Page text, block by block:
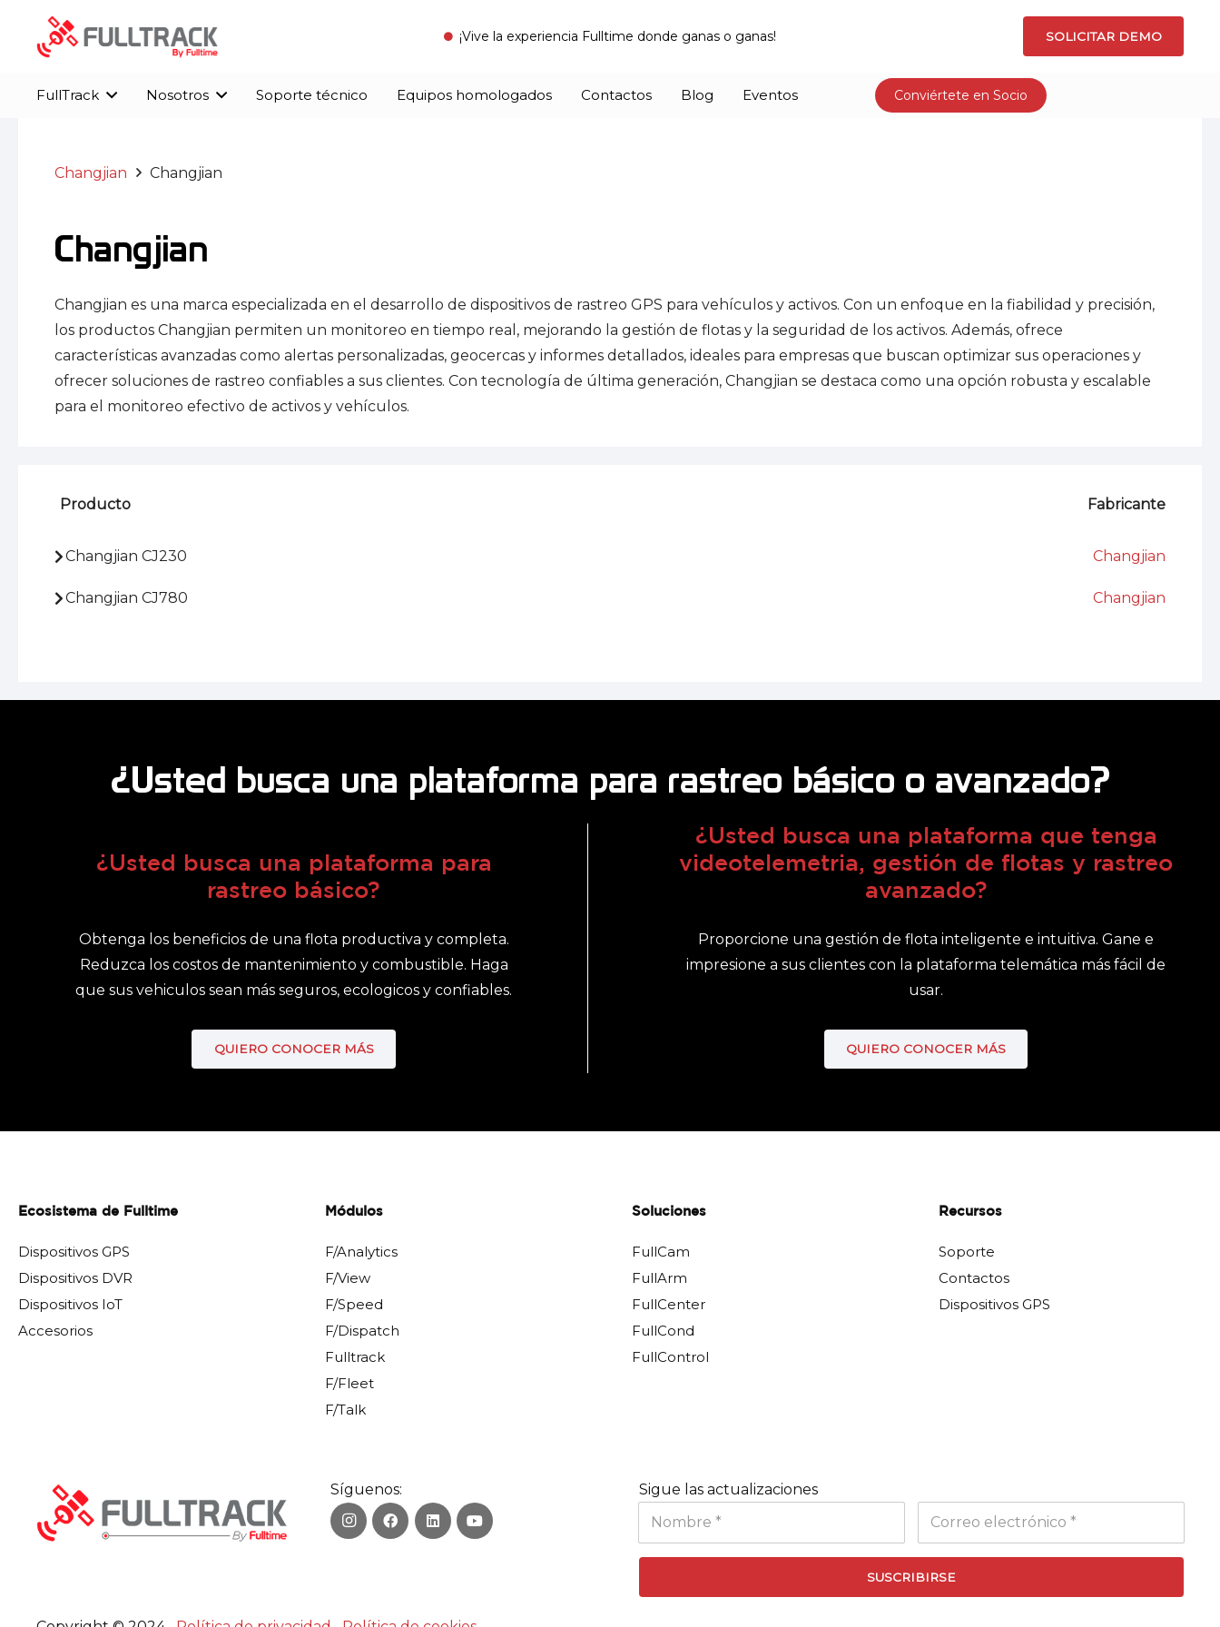
¡Vive la experiencia Fulltime donde ganas o ganas! SOLICITAR DEMO
FullTrack Nosotros Soporte técnico Equipos homologados Contactos Blog Eventos Conviértete en Socio
Changjian Changjian
Changjian
Changjian es una marca especializada en el desarrollo de dispositivos de rastreo GPS para vehículos y activos. Con un enfoque en la fiabilidad y precisión,
los productos Changjian permiten un monitoreo en tiempo real, mejorando la gestión de flotas y la seguridad de los activos. Además, ofrece
características avanzadas como alertas personalizadas, geocercas y informes detallados, ideales para empresas que buscan optimizar sus operaciones y
ofrecer soluciones de rastreo confiables a sus clientes. Con tecnología de última generación, Changjian se destaca como una opción robusta y escalable
para el monitoreo efectivo de activos y vehículos.
Producto Fabricante
Changjian CJ230 Changjian
Changjian CJ780 Changjian
¿Usted busca una plataforma para rastreo básico o avanzado?
¿Usted busca una plataforma para
rastreo básico?
Obtenga los beneficios de una flota productiva y completa.
Reduzca los costos de mantenimiento y combustible. Haga
que sus vehiculos sean más seguros, ecologicos y confiables.
QUIERO CONOCER MÁS
¿Usted busca una plataforma que tenga
videotelemetria, gestión de flotas y rastreo
avanzado?
Proporcione una gestión de flota inteligente e intuitiva. Gane e
impresione a sus clientes con la plataforma telemática más fácil de
usar.
QUIERO CONOCER MÁS
Ecosistema de Fulltime
Dispositivos GPS
Dispositivos DVR
Dispositivos IoT
Accesorios
Módulos
F/Analytics
F/View
F/Speed
F/Dispatch
Fulltrack
F/Fleet
F/Talk
Soluciones
FullCam
FullArm
FullCenter
FullCond
FullControl
Recursos
Soporte
Contactos
Dispositivos GPS
Síguenos: Sigue las actualizaciones
SUSCRIBIRSE